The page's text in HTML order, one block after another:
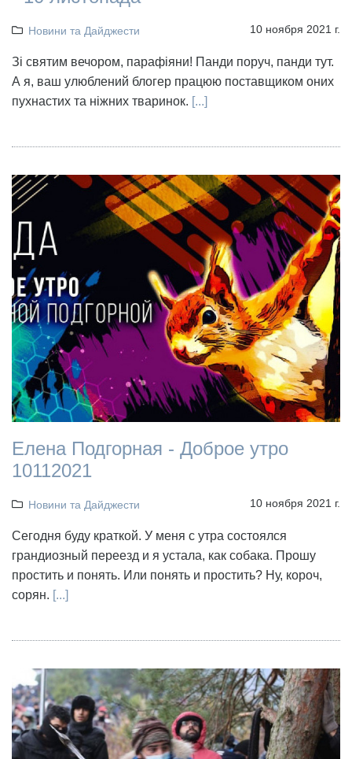
Новини та Дайджести 10 ноября 2021 г.
Зі святим вечором, парафіяни! Панди поруч, панди тут.
А я, ваш улюблений блогер працюю поставщиком оних
пухнастих та ніжних тваринок. [...]
Елена Подгорная - Доброе утро
10112021
Новини та Дайджести 10 ноября 2021 г.
Сегодня буду краткой. У меня с утра состоялся
грандиозный переезд и я устала, как собака. Прошу
простить и понять. Или понять и простить? Ну, короч,
сорян. [...]